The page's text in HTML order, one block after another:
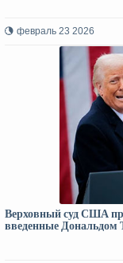
февраль 23 2026
Верховный суд США
введенные Дональдом